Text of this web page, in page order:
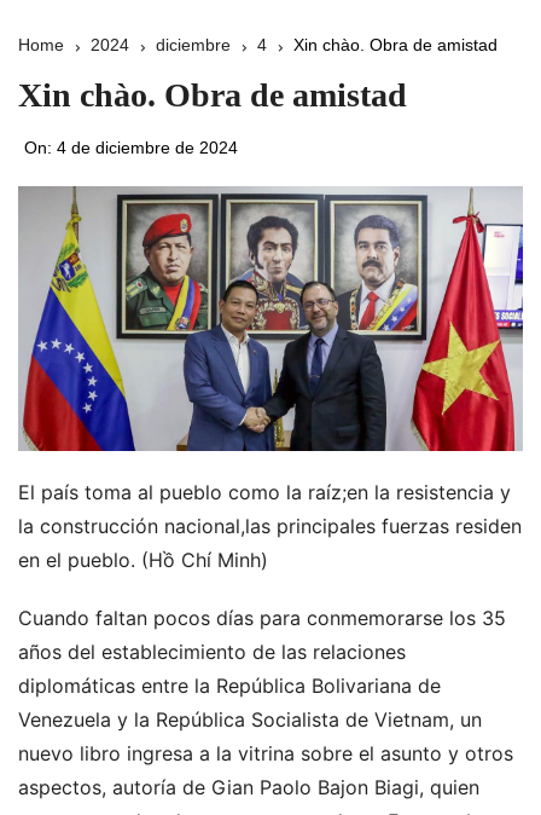
Home 2024 diciembre 4 Xin chào. Obra de amistad
Xin chào. Obra de amistad
On: 4 de diciembre de 2024
El país toma al pueblo como la raíz;en la resistencia y
la construcción nacional,las principales fuerzas residen
en el pueblo. (Hồ Chí Minh)
Cuando faltan pocos días para conmemorarse los 35
años del establecimiento de las relaciones
diplomáticas entre la República Bolivariana de
Venezuela y la República Socialista de Vietnam, un
nuevo libro ingresa a la vitrina sobre el asunto y otros
aspectos, autoría de Gian Paolo Bajon Biagi, quien